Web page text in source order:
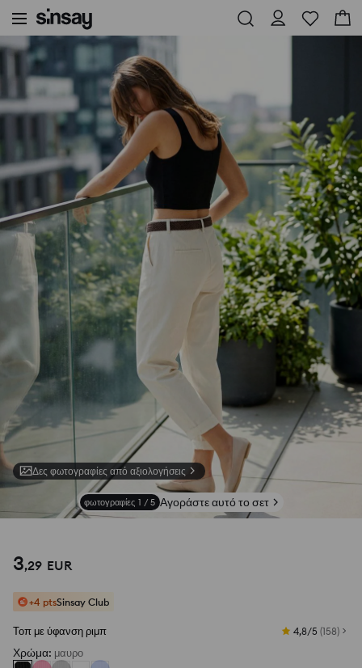
Sinsay Τοπ με ύφανση ριμπ
Δες φωτογραφίες από αξιολογήσεις
φωτογραφίες 1 / 5 Αγοράστε αυτό το σετ
3,29 EUR
+4 ptsSinsay Club
Τοπ με ύφανση ριμπ 4,8/5 (158)
Χρώμα: μαυρο